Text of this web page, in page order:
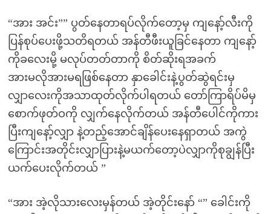
“အား အင်း”” ပွတ်နေတာရပ်လိုက်တော့မှ ကျနော့်လီးကို
ပြန်စုပ်ပေးဖို့သတိရတယ် အန်တီဖီးယူခြင်နေတာ ကျနော့်
ကိုခလေးမို့ မလုပ်တတ်တာကို စိတ်ဆိုးရအခက်
အားမလိုအားမရဖြစ်နေတာ နှာခေါင်းနဲ့ပွတ်ဆွဲရင်းမှ
လျှာလေးကိုအသာထုတ်လိုက်ပါရတယ် တော်ကြာရိပ်မိမှ
စောက်ဖုတ်ဝကို လျှက်နေလိုက်တယ် အန်တီပေါင်ကိုကား
ပြီးကျနော့်လျှာ နဲ့တည့်အောင်ချိန်ပေးနေရှာတယ် အကွဲ
ကြောင်းအတိုင်းလျှာပြားနဲ့မယက်တော့ပဲလျှာကိုစုချွန်ပြီး
ယက်ပေးလိုက်တယ် ”
“အား အဲ့လိုသားလေးမှန်တယ် အဲ့တိုင်းနော် “” ခေါင်းကို